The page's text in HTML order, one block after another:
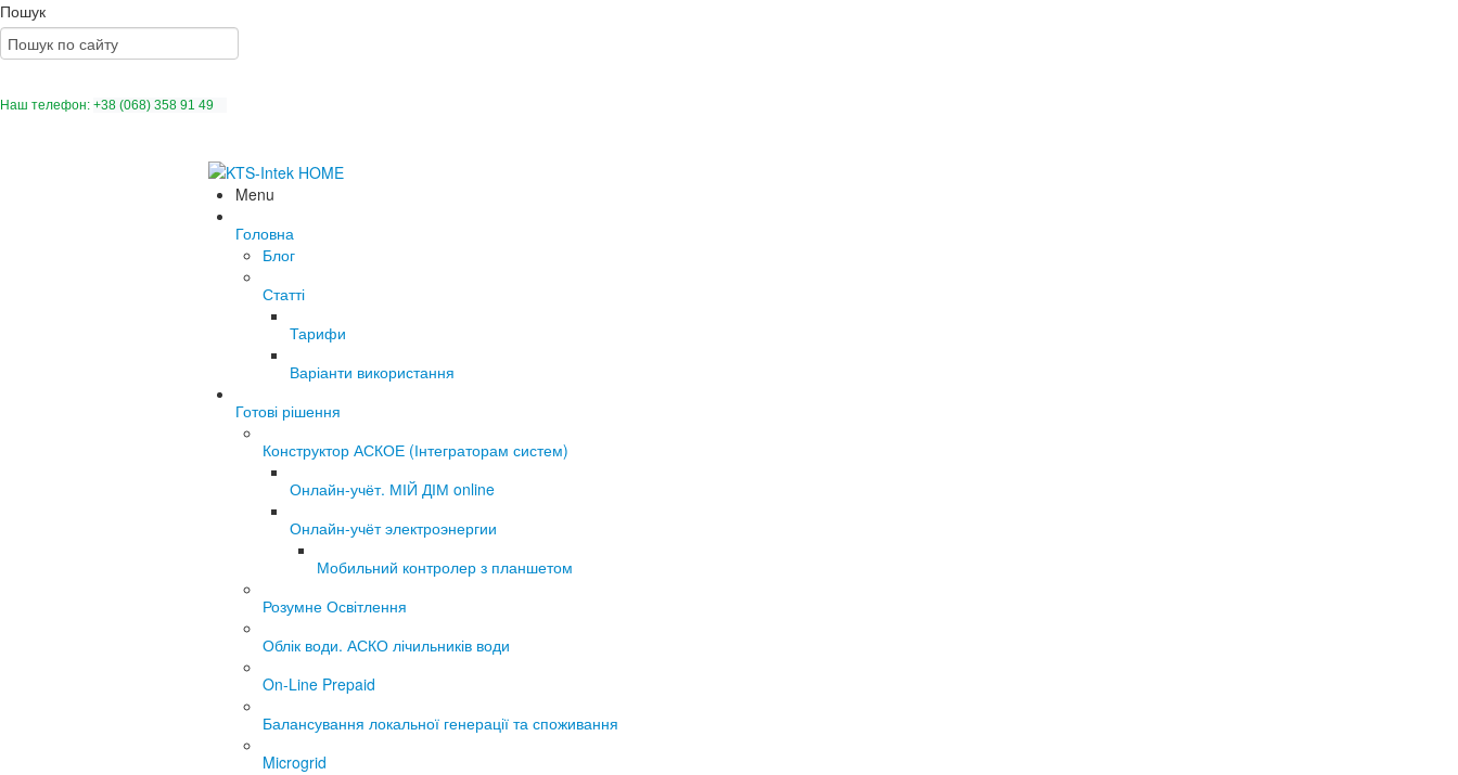
Пошук
Наш телефон: +38 (068) 358 91 49
Menu
Головна
Блог
Статті
Тарифи
Варіанти використання
Готові рішення
Конструктор АСКОЕ (Інтеграторам систем)
Онлайн-учёт. МІЙ ДІМ online
Онлайн-учёт электроэнергии
Мобильний контролер з планшетом
Розумне Освітлення
Облік води. АСКО лічильників води
On-Line Prepaid
Балансування локальної генерації та споживання
Microgrid